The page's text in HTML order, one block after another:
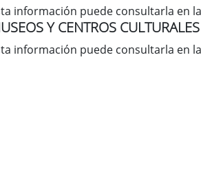
información puede consultarla en
Y CENTROS CULTURALES
información puede consultarla en